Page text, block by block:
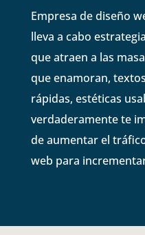
Empresa de diseño
lleva a cabo
que atraen a las
que enamoran,
rápidas, estéticas
verdaderamente te
de aumentar el
web para